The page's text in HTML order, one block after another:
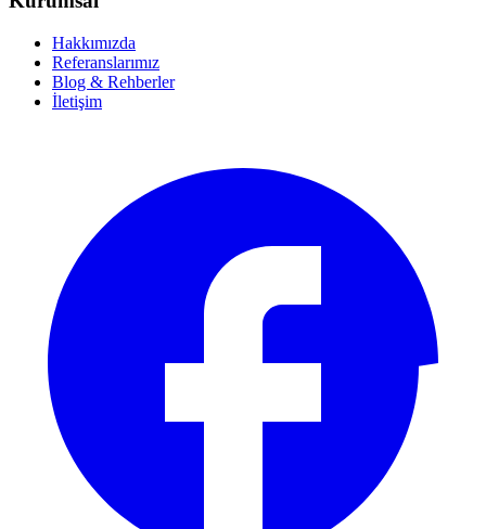
Hakkımızda
Referanslarımız
Blog & Rehberler
İletişim